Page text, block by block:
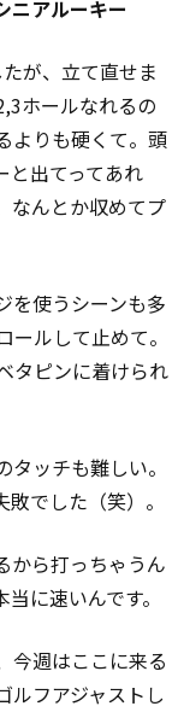
アルーキー
が、立て直せま
ホールなれるの
よりも硬くて。頭
と出てってあれ
なんとか収めてプ
を使うシーンも多
ルして止めて。
タピンに着けられ
ッチも難しい。
でした（笑）。
から打っちゃうん
に速いんです。
今週はここに来る
ルフアジャストし